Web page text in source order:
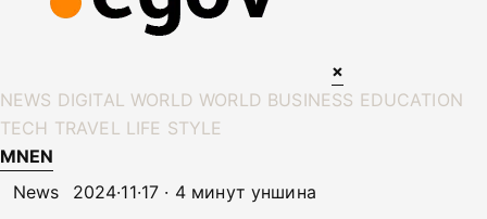
×
NEWS DIGITAL WORLD WORLD BUSINESS EDUCATION
TECH TRAVEL LIFE STYLE
MNEN
News
2024·11·17 · 4 минут уншина